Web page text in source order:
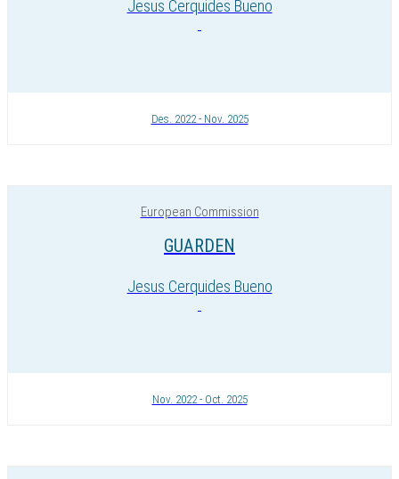
Jesus Cerquides Bueno
Des. 2022 - Nov. 2025
European Commission
GUARDEN
Jesus Cerquides Bueno
Nov. 2022 - Oct. 2025